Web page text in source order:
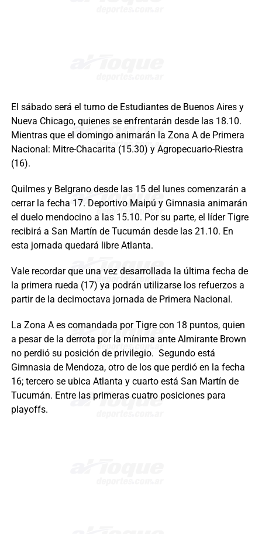
El sábado será el turno de Estudiantes de Buenos Aires y
Nueva Chicago, quienes se enfrentarán desde las 18.10.
Mientras que el domingo animarán la Zona A de Primera
Nacional: Mitre-Chacarita (15.30) y Agropecuario-Riestra
(16).
Quilmes y Belgrano desde las 15 del lunes comenzarán a
cerrar la fecha 17. Deportivo Maipú y Gimnasia animarán
el duelo mendocino a las 15.10. Por su parte, el líder Tigre
recibirá a San Martín de Tucumán desde las 21.10. En
esta jornada quedará libre Atlanta.
Vale recordar que una vez desarrollada la última fecha de
la primera rueda (17) ya podrán utilizarse los refuerzos a
partir de la decimoctava jornada de Primera Nacional.
La Zona A es comandada por Tigre con 18 puntos, quien
a pesar de la derrota por la mínima ante Almirante Brown
no perdió su posición de privilegio. Segundo está
Gimnasia de Mendoza, otro de los que perdió en la fecha
16; tercero se ubica Atlanta y cuarto está San Martín de
Tucumán. Entre las primeras cuatro posiciones para
playoffs.